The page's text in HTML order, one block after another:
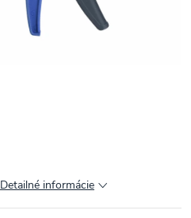
Detailné informácie